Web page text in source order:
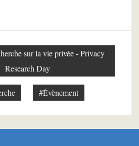
sur la vie privée - Privacy
Research Day
#Évènement